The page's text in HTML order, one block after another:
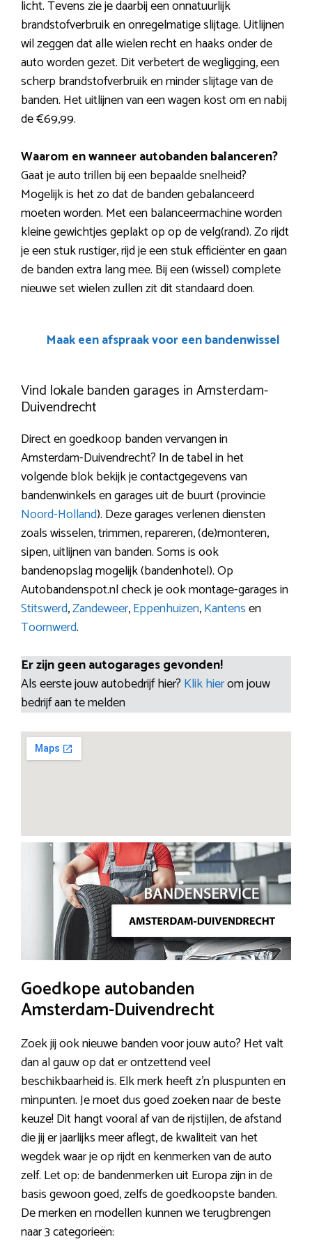
licht. Tevens zie je daarbij een onnatuurlijk
brandstofverbruik en onregelmatige slijtage. Uitlijnen
wil zeggen dat alle wielen recht en haaks onder de
auto worden gezet. Dit verbetert de wegligging, een
scherp brandstofverbruik en minder slijtage van de
banden. Het uitlijnen van een wagen kost om en nabij
de €69,99.
Waarom en wanneer autobanden balanceren?
Gaat je auto trillen bij een bepaalde snelheid?
Mogelijk is het zo dat de banden gebalanceerd
moeten worden. Met een balanceermachine worden
kleine gewichtjes geplakt op op de velg(rand). Zo rijdt
je een stuk rustiger, rijd je een stuk efficiënter en gaan
de banden extra lang mee. Bij een (wissel) complete
nieuwe set wielen zullen zit dit standaard doen.
Maak een afspraak voor een bandenwissel
Vind lokale banden garages in Amsterdam-
Duivendrecht
Direct en goedkoop banden vervangen in
Amsterdam-Duivendrecht? In de tabel in het
volgende blok bekijk je contactgegevens van
bandenwinkels en garages uit de buurt (provincie
Noord-Holland). Deze garages verlenen diensten
zoals wisselen, trimmen, repareren, (de)monteren,
sipen, uitlijnen van banden. Soms is ook
bandenopslag mogelijk (bandenhotel). Op
Autobandenspot.nl check je ook montage-garages in
Stitswerd,Zandeweer,Eppenhuizen,Kantensen
Toornwerd.
Er zijn geen autogarages gevonden!
Als eerste jouw autobedrijf hier? Klik hierom jouw
bedrijf aan te melden
Goedkope autobanden
Amsterdam-Duivendrecht
Zoek jij ook nieuwe banden voor jouw auto? Het valt
dan al gauw op dat er ontzettend veel
beschikbaarheid is. Elk merk heeft z’n pluspunten en
minpunten. Je moet dus goed zoeken naar de beste
keuze! Dit hangt vooral af van de rijstijlen, de afstand
die jij er jaarlijks meer aflegt, de kwaliteit van het
wegdek waar je op rijdt en kenmerken van de auto
zelf. Let op: de bandenmerken uit Europa zijn in de
basis gewoon goed, zelfs de goedkoopste banden.
De merken en modellen kunnen we terugbrengen
naar 3 categorieën: